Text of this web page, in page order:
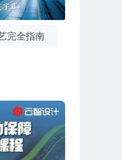
204节
完全指南